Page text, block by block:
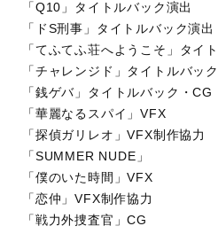
「Q10」タイトルバック演出
「ドS刑事」タイトルバック演出
「てふてふ荘へようこそ」タイ
「チャレンジド」タイトルバッ
「銭ゲバ」タイトルバック・CG
「華麗なるスパイ」VFX
「探偵ガリレオ」VFX制作協力
「SUMMER NUDE」
「僕のいた時間」VFX
「恋仲」VFX制作協力
「戦力外捜査官」CG